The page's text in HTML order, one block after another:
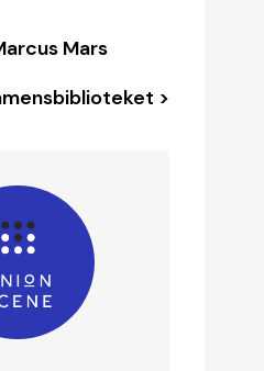
Mars
>